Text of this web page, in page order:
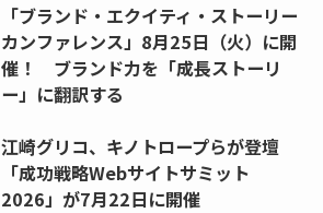
「ブランド・エクイティ・ストーリー
カンファレンス」8月25日（火）に開
催！ ブランド力を「成長ストーリ
ー」に翻訳する
江崎グリコ、キノトロープらが登壇
「成功戦略Webサイトサミット
2026」が7月22日に開催